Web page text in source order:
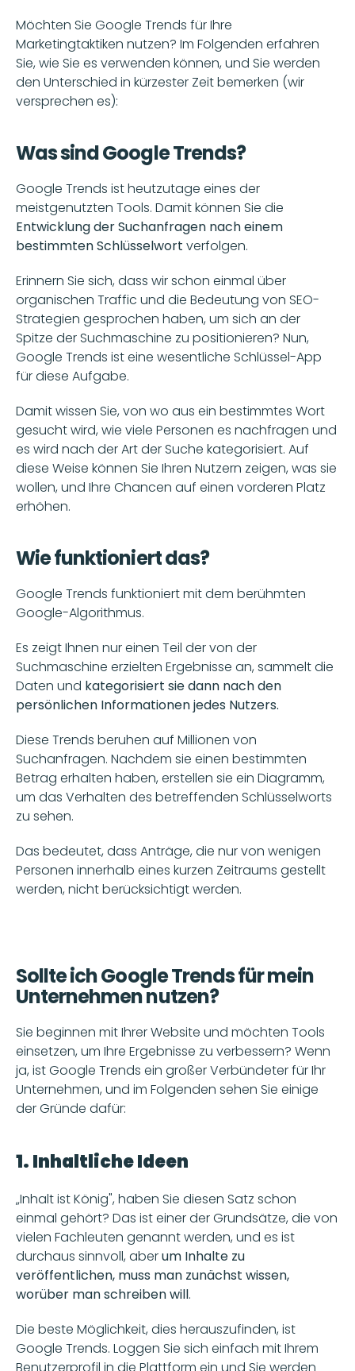
Möchten Sie Google Trends für Ihre
Marketingtaktiken nutzen? Im Folgenden erfahren
Sie, wie Sie es verwenden können, und Sie werden
den Unterschied in kürzester Zeit bemerken (wir
versprechen es):
Was sind Google Trends?
Google Trends ist heutzutage eines der
Entwicklung der Suchanfragen nach einem
bestimmten Schlüsselwort verfolgen.
Erinnern Sie sich, dass wir schon einmal über
organischen Traffic und die Bedeutung von SEO-
Strategien gesprochen haben, um sich an der
Spitze der Suchmaschine zu positionieren? Nun,
Google Trends ist eine wesentliche Schlüssel-App
für diese Aufgabe.
Damit wissen Sie, von wo aus ein bestimmtes Wort
gesucht wird, wie viele Personen es nachfragen und
es wird nach der Art der Suche kategorisiert. Auf
diese Weise können Sie Ihren Nutzern zeigen, was sie
wollen, und Ihre Chancen auf einen vorderen Platz
erhöhen.
Wie funktioniert das?
Google Trends funktioniert mit dem berühmten
Google-Algorithmus.
Es zeigt Ihnen nur einen Teil der von der
Suchmaschine erzielten Ergebnisse an, sammelt die
Daten und kategorisiert sie dann nach den
persönlichen Informationen jedes Nutzers.
Diese Trends beruhen auf Millionen von
Suchanfragen. Nachdem sie einen bestimmten
Betrag erhalten haben, erstellen sie ein Diagramm,
um das Verhalten des betreffenden Schlüsselworts
zu sehen.
Das bedeutet, dass Anträge, die nur von wenigen
Personen innerhalb eines kurzen Zeitraums gestellt
werden, nicht berücksichtigt werden.
Sollte ich Google Trends für mein
Unternehmen nutzen?
Sie beginnen mit Ihrer Website und möchten Tools
einsetzen, um Ihre Ergebnisse zu verbessern? Wenn
ja, ist Google Trends ein großer Verbündeter für Ihr
Unternehmen, und im Folgenden sehen Sie einige
der Gründe dafür:
1. Inhaltliche Ideen
„Inhalt ist König", haben Sie diesen Satz schon
einmal gehört? Das ist einer der Grundsätze, die von
vielen Fachleuten genannt werden, und es ist
durchaus sinnvoll, aber um Inhalte zu
veröffentlichen, muss man zunächst wissen,
worüber man schreiben will.
Die beste Möglichkeit, dies herauszufinden, ist
Google Trends. Loggen Sie sich einfach mit Ihrem